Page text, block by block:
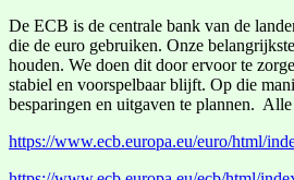
De ECB is de centrale bank van de
die de euro gebruiken. Onze
houden. We doen dit door ervoor te
stabiel en voorspelbaar blijft. Op die
besparingen en uitgaven te plannen.
https://www.ecb.europa.eu/euro/html/